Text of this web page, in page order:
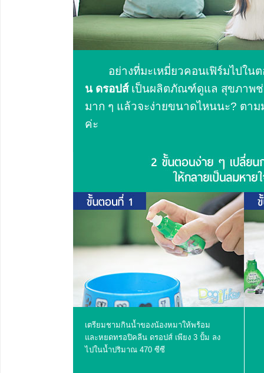
อย่างที่มะเหมี่ยวคอนเฟิร์มไปใ
น ดรอปส์ เป็นผลิตภัณฑ์ดูแล สุขภาพช่
มาก ๆ แล้วจะง่ายขนาดไหนนะ? ตาม
ค่ะ
เตรียมชามกินน้ำของน้องหมาให้พร้อม
และหยดทรอปิคลีน ดรอปส์ เพียง 3 ปั้ม ลง
ไปในน้ำปริมาณ 470 ซีซี